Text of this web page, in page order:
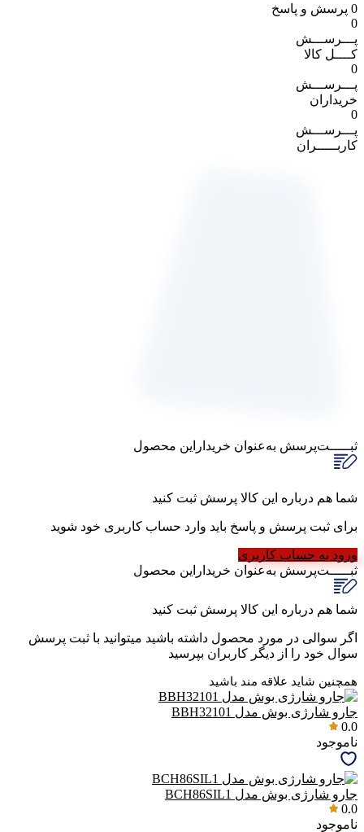
0 پرسش و پاسخ
0
پـــرســـش
کــــل کالا
0
پـــرســـش
خریداران
0
پـــرســـش
کاربـــــران
ثبـــــت‌پرسش به‌عنوان ‌خریدار‌این‌ محصول
شما هم درباره این کالا پرسش ثبت کنید
برای ثبت پرسش و پاسخ باید وارد حساب کاربری خود شوید
ورود به حساب کاربری
ثبـــــت‌پرسشبه‌عنوان ‌خریدار‌این‌ محصول
شما هم درباره این کالا پرسش ثبت کنید
اگر سوالی در مورد محصول داشته باشید میتوانید با ثبت پرسش
سوال خود را از دیگر کاربران بپرسید
همچنین شاید علاقه مند باشید
جارو شارژی بوش مدل BBH32101
0.0
ناموجود
جارو شارژی بوش مدل BCH86SIL1
0.0
ناموجود